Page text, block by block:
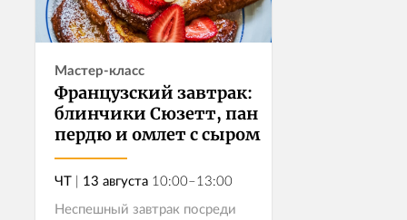
Мастер-класс
Французский завтрак:
блинчики Сюзетт, пан
пердю и омлет с сыром
ЧТ | 13 августа 10:00–13:00
Неспешный завтрак посреди